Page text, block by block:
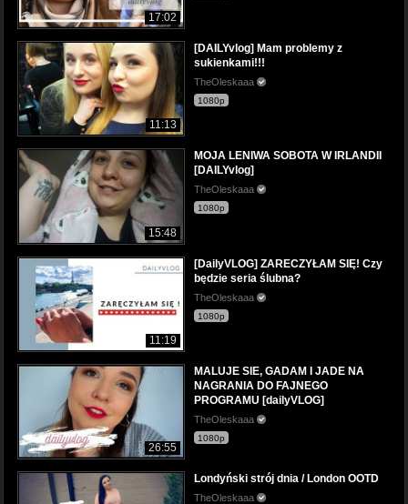
17:02
11:13
[DAILYvlog] Mam problemy z
sukienkami!!!
TheOleskaaa
1080p
15:48
MOJA LENIWA SOBOTA W IRLANDII
[DAILYvlog]
TheOleskaaa
1080p
11:19
[DailyVLOG] ZARECZYŁAM SIĘ! Czy
będzie seria ślubna?
TheOleskaaa
1080p
26:55
MALUJE SIE, GADAM I JADE NA
NAGRANIA DO FAJNEGO
PROGRAMU [dailyVLOG]
TheOleskaaa
1080p
Londyński strój dnia / London OOTD
TheOleskaaa